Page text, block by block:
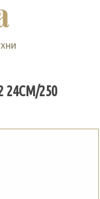
24СМ/250